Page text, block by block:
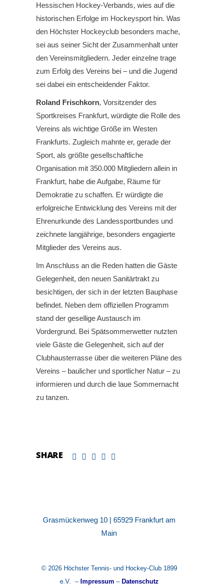
Hessischen Hockey-Verbands, wies auf die
historischen Erfolge im Hockeysport hin. Was
den Höchster Hockeyclub besonders mache,
sei aus seiner Sicht der Zusammenhalt unter
den Vereinsmitgliedern. Jeder einzelne trage
zum Erfolg des Vereins bei – und die Jugend
sei dabei ein entscheidender Faktor.
Roland Frischkorn, Vorsitzender des
Sportkreises Frankfurt, würdigte die Rolle des
Vereins als wichtige Größe im Westen
Frankfurts. Zugleich mahnte er, gerade der
Sport, als größte gesellschaftliche
Organisation mit 350.000 Mitgliedern allein in
Frankfurt, habe die Aufgabe, Räume für
Demokratie zu schaffen. Er würdigte die
erfolgreiche Entwicklung des Vereins mit der
Ehrenurkunde des Landessportbundes und
zeichnete langjährige, besonders engagierte
Mitglieder des Vereins aus.
Im Anschluss an die Reden hatten die Gäste
Gelegenheit, den neuen Sanitärtrakt zu
besichtigen, der sich in der letzten Bauphase
befindet. Neben dem offiziellen Programm
stand der gesellige Austausch im
Vordergrund. Bei Spätsommerwetter nutzten
viele Gäste die Gelegenheit, sich auf der
Clubhausterrasse über die weiteren Pläne des
Vereins – baulicher und sportlicher Natur – zu
informieren und durch die laue Sommernacht
zu tanzen.
SHARE
Grasmückenweg 10 | 65929 Frankfurt am
Main
© 2026 Höchster Tennis- und Hockey-Club 1899
e.V. – Impressum – Datenschutz